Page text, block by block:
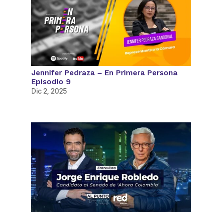
Jennifer Pedraza – En Primera Persona
Episodio 9
Dic 2, 2025